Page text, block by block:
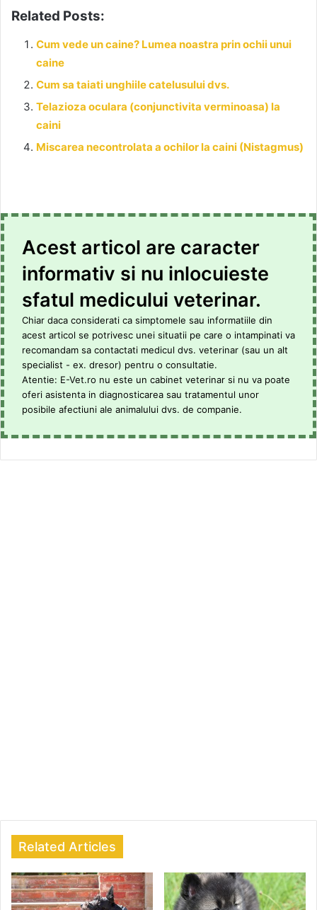
Related Posts:
Cum vede un caine? Lumea noastra prin ochii unui
caine
Cum sa taiati unghiile catelusului dvs.
Telazioza oculara (conjunctivita verminoasa) la
caini
Miscarea necontrolata a ochilor la caini (Nistagmus)
Acest articol are caracter
informativ si nu inlocuieste
sfatul medicului veterinar.
Chiar daca considerati ca simptomele sau informatiile din
acest articol se potrivesc unei situatii pe care o intampinati va
recomandam sa contactati medicul dvs. veterinar (sau un alt
specialist - ex. dresor) pentru o consultatie.
Atentie: E-Vet.ro nu este un cabinet veterinar si nu va poate
oferi asistenta in diagnosticarea sau tratamentul unor
posibile afectiuni ale animalului dvs. de companie.
Related Articles